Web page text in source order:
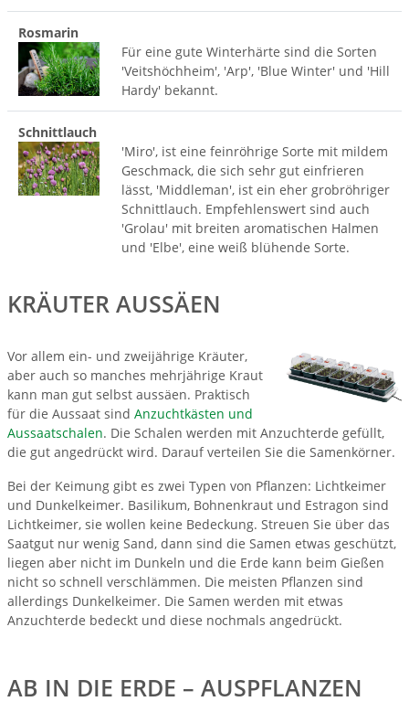
Rosmarin
Für eine gute Winterhärte sind die Sorten
'Veitshöchheim', 'Arp', 'Blue Winter' und 'Hill
Hardy' bekannt.
Schnittlauch
'Miro', ist eine feinröhrige Sorte mit mildem
Geschmack, die sich sehr gut einfrieren
lässt, 'Middleman', ist ein eher grobröhriger
Schnittlauch. Empfehlenswert sind auch
'Grolau' mit breiten aromatischen Halmen
und 'Elbe', eine weiß blühende Sorte.
KRÄUTER AUSSÄEN
Vor allem ein- und zweijährige Kräuter,
aber auch so manches mehrjährige Kraut
kann man gut selbst aussäen. Praktisch
für die Aussaat sind Anzuchtkästen und
Aussaatschalen. Die Schalen werden mit Anzuchterde gefüllt,
die gut angedrückt wird. Darauf verteilen Sie die Samenkörner.
Bei der Keimung gibt es zwei Typen von Pflanzen: Lichtkeimer
und Dunkelkeimer. Basilikum, Bohnenkraut und Estragon sind
Lichtkeimer, sie wollen keine Bedeckung. Streuen Sie über das
Saatgut nur wenig Sand, dann sind die Samen etwas geschützt,
liegen aber nicht im Dunkeln und die Erde kann beim Gießen
nicht so schnell verschlämmen. Die meisten Pflanzen sind
allerdings Dunkelkeimer. Die Samen werden mit etwas
Anzuchterde bedeckt und diese nochmals angedrückt.
AB IN DIE ERDE – AUSPFLANZEN